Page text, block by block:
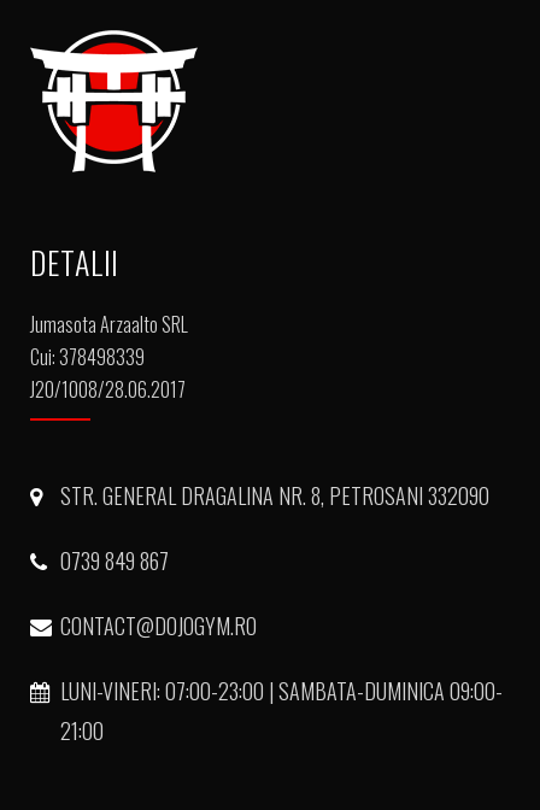
DETALII
Jumasota Arzaalto SRL
Cui: 378498339
J20/1008/28.06.2017
STR. GENERAL DRAGALINA NR. 8, PETROSANI 332090
0739 849 867
CONTACT@DOJOGYM.RO
LUNI-VINERI: 07:00-23:00 | SAMBATA-DUMINICA 09:00-
21:00